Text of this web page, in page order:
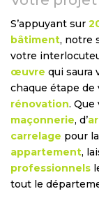
S’appuyant sur
bâtiment, notre
votre
œuvre qui saura
chaque étape de
rénovation. Que
maçonnerie, d’
carrelage pour la
appartement,
professionnels
tout le